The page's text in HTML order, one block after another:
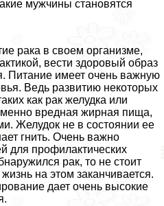
мужчины становятся
paка в своем организме,
вести здоровый образ
Питание имеет очень важную
Ведь развитию некоторых
как paк желудка или
вредная жирная пища,
Желудок не в состоянии ее
гнить. Очень важно
для профилактических
paк, то не стоит
на этом заканчивается.
дает очень высокие